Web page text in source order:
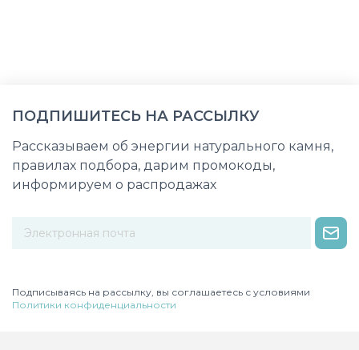
ПОДПИШИТЕСЬ НА РАССЫЛКУ
Рассказываем об энергии натурального камня,
правилах подбора, дарим промокоды,
информируем о распродажах
Подписываясь на рассылку, вы соглашаетесь с условиями
Политики конфиденциальности